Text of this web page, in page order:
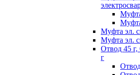
Муфта эл.
Муфта эл.
Отвод 45
г